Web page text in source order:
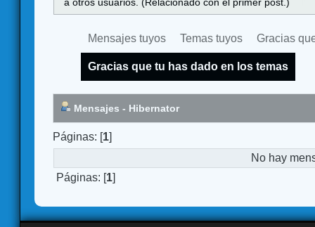
Mensajes tuyos Temas tuyos Gracias
Gracias que tu has dado en los temas
Mensajes - Hibernator
Páginas: [1]
No hay
Páginas: [1]